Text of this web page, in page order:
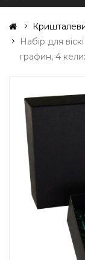
Набір для
графин, 4